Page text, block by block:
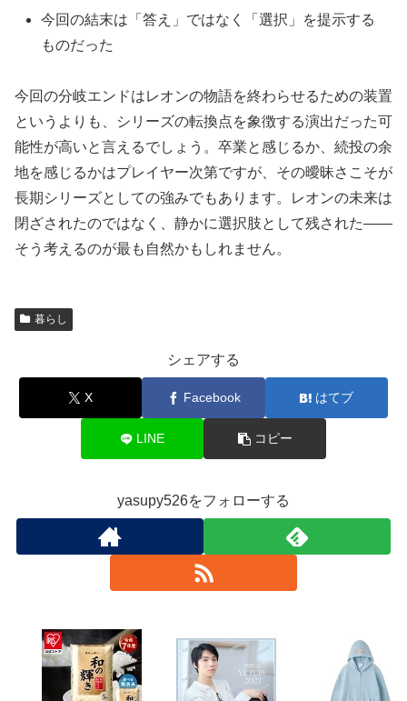
今回の結末は「答え」ではなく「選択」を提示する
ものだった
今回の分岐エンドはレオンの物語を終わらせるための装置
というよりも、シリーズの転換点を象徴する演出だった可
能性が高いと言えるでしょう。卒業と感じるか、続投の余
地を感じるかはプレイヤー次第ですが、その曖昧さこそが
長期シリーズとしての強みでもあります。レオンの未来は
閉ざされたのではなく、静かに選択肢として残された――
そう考えるのが最も自然かもしれません。
暮らし
シェアする
X Facebook はてブ
LINE コピー
yasupy526をフォローする